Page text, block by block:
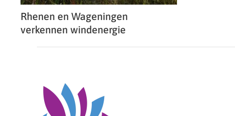
Rhenen en Wageningen
verkennen windenergie